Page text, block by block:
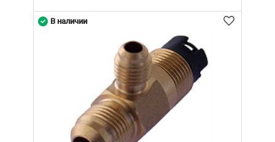
В наличии